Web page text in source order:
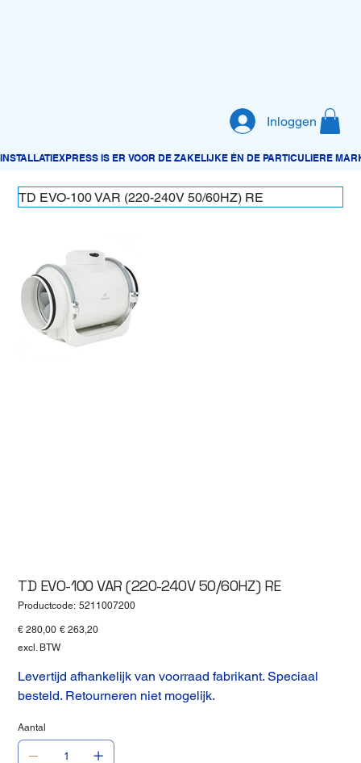
Inloggen
TD EVO-100 VAR (220-240V 50/60HZ) RE
TD EVO-100 VAR (220-240V 50/60HZ) RE
Productcode: Productcode
5211007200
Originele
€ 280,00 Verkoopprijs
€ 263,20
excl. BTW
Levertijd afhankelijk van voorraad fabrikant. Speciaal
besteld. Retourneren niet mogelijk.
Aantal